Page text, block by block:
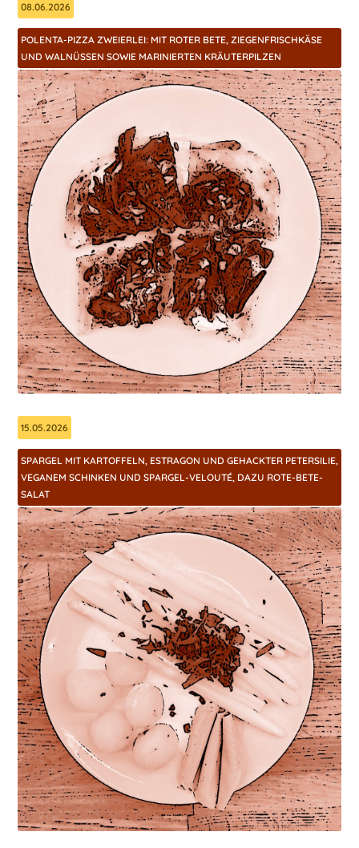
08.06.2026
POLENTA-PIZZA ZWEIERLEI: MIT ROTER BETE, ZIEGENFRISCHKÄSE
UND WALNÜSSEN SOWIE MARINIERTEN KRÄUTERPILZEN
15.05.2026
SPARGEL MIT KARTOFFELN, ESTRAGON UND GEHACKTER PETERSILIE,
VEGANEM SCHINKEN UND SPARGEL-VELOUTÉ, DAZU ROTE-BETE-
SALAT